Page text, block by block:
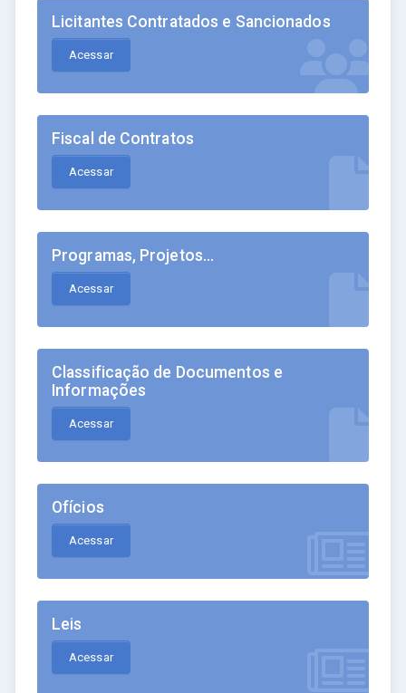
Licitantes Contratados e Sancionados
Acessar
Fiscal de Contratos
Acessar
Programas, Projetos...
Acessar
Classificação de Documentos e
Informações
Acessar
Ofícios
Acessar
Leis
Acessar